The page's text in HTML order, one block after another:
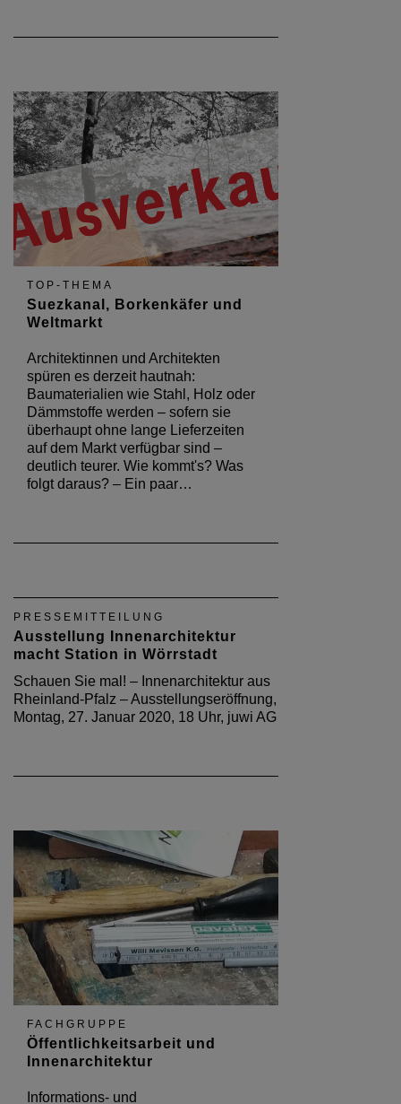
TOP-THEMA
Suezkanal, Borkenkäfer und
Weltmarkt
Architektinnen und Architekten
spüren es derzeit hautnah:
Baumaterialien wie Stahl, Holz oder
Dämmstoffe werden – sofern sie
überhaupt ohne lange Lieferzeiten
auf dem Markt verfügbar sind –
deutlich teurer. Wie kommt's? Was
folgt daraus? – Ein paar…
PRESSEMITTEILUNG
Ausstellung Innenarchitektur
macht Station in Wörrstadt
Schauen Sie mal! – Innenarchitektur aus
Rheinland-Pfalz – Ausstellungseröffnung,
Montag, 27. Januar 2020, 18 Uhr, juwi AG
FACHGRUPPE
Öffentlichkeitsarbeit und
Innenarchitektur
Informations- und